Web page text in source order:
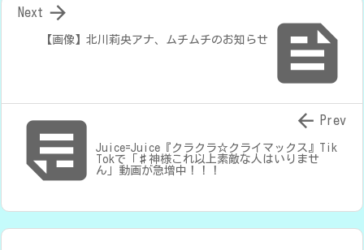

【画像】北川莉央アナ、ムチムチのお知らせ

Next
Juice=Juice『クラクラ☆クライマックス』Tik
Tokで「♯神様これ以上素敵な人はいりませ
ん」動画が急増中！！！
 Prev